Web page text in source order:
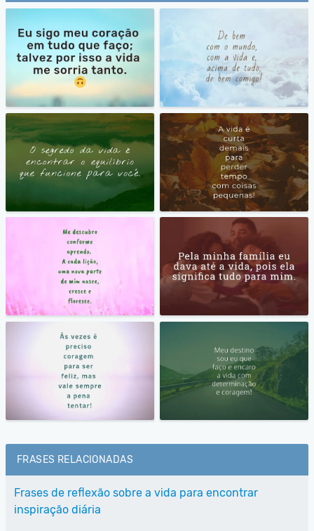
FRASES RELACIONADAS
Frases de reflexão sobre a vida para encontrar
inspiração diária